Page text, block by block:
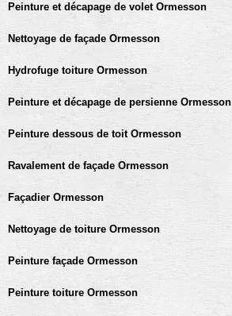
Peinture et décapage de volet Ormesson
Nettoyage de façade Ormesson
Hydrofuge toiture Ormesson
Peinture et décapage de persienne Ormesson
Peinture dessous de toit Ormesson
Ravalement de façade Ormesson
Façadier Ormesson
Nettoyage de toiture Ormesson
Peinture façade Ormesson
Peinture toiture Ormesson